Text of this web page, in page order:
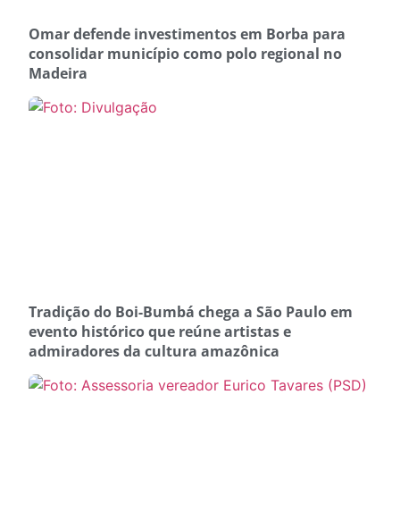
Omar defende investimentos em Borba para
consolidar município como polo regional no
Madeira
Tradição do Boi-Bumbá chega a São Paulo em
evento histórico que reúne artistas e
admiradores da cultura amazônica